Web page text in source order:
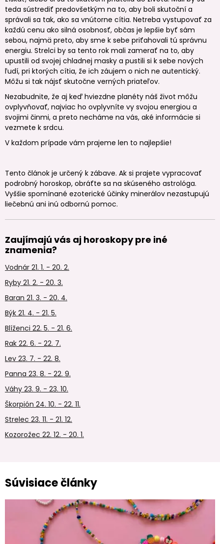
teda sústrediť predovšetkým na to, aby boli skutoční a
správali sa tak, ako sa vnútorne cítia. Netreba vystupovať za
každú cenu ako silná osobnosť, občas je lepšie byť sám
sebou, najmä preto, aby sme k sebe priťahovali tú správnu
energiu. Strelci by sa tento rok mali zamerať na to, aby
upustili od svojej chladnej masky a pustili si k sebe nových
ľudí, pri ktorých cítia, že ich záujem o nich ne autentický.
Môžu si tak nájsť skutočne verných priateľov.
Nezabudnite, že aj keď hviezdne planéty náš život môžu
ovplyvňovať, najviac ho ovplyvníte vy svojou energiou a
svojimi činmi, a preto necháme na vás, aké informácie si
vezmete k srdcu.
V každom prípade vám prajeme len to najlepšie!
Tento článok je určený k zábave. Ak si prajete vypracovať
podrobný horoskop, obráťte sa na skúseného astrológa.
Vyššie spomínané ezoterické účinky minerálov nezastupujú
liečebnú ani inú odbornú pomoc.
Zaujímajú vás aj horoskopy pre iné
znamenia?
Vodnár 21. 1. - 20. 2.
Ryby 21. 2. - 20. 3.
Baran 21. 3. - 20. 4.
Býk 21. 4. - 21. 5.
Blíženci 22. 5. - 21. 6.
Rak 22. 6. - 22. 7.
Lev 23. 7. - 22. 8.
Panna 23. 8. - 22. 9.
Váhy 23. 9. - 23. 10.
Škorpión 24. 10. - 22. 11.
Strelec 23. 11. - 21. 12.
Kozorožec 22. 12. - 20. 1.
Súvisiace články